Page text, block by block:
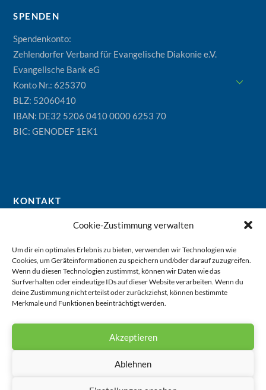
Cookie-Zustimmung verwalten
Um dir ein optimales Erlebnis zu bieten, verwenden wir Technologien wie
Cookies, um Geräteinformationen zu speichern und/oder darauf zuzugreifen.
Wenn du diesen Technologien zustimmst, können wir Daten wie das
Surfverhalten oder eindeutige IDs auf dieser Website verarbeiten. Wenn du
deine Zustimmung nicht erteilst oder zurückziehst, können bestimmte
Merkmale und Funktionen beeinträchtigt werden.
Akzeptieren
Ablehnen
SPENDEN
Spendenkonto:
Zehlendorfer Verband für Evangelische Diakonie e.V.
Evangelische Bank eG
Konto Nr.: 625370
BLZ: 52060410
IBAN: DE32 5206 0410 0000 6253 70
BIC: GENODEF 1EK1
KONTAKT
Zehlendorfer Verband für Evangelische Diakonie e.V.
Ev. Diakonieverein Berlin-Zehlendorf e.V.
Glockenstraße 8, 14163 Berlin
Tel. +49 (0) 30 8099700
Fax. +49 (0) 30 8022452